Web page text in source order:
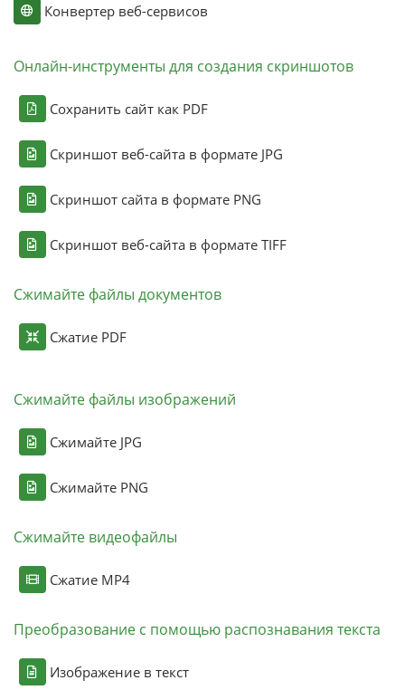
Конвертер веб-сервисов
Онлайн-инструменты для создания скриншотов
Сохранить сайт как PDF
Скриншот веб-сайта в формате JPG
Скриншот сайта в формате PNG
Скриншот веб-сайта в формате TIFF
Сжимайте файлы документов
Сжатие PDF
Сжимайте файлы изображений
Сжимайте JPG
Сжимайте PNG
Сжимайте видеофайлы
Сжатие MP4
Преобразование с помощью распознавания текста
Изображение в текст